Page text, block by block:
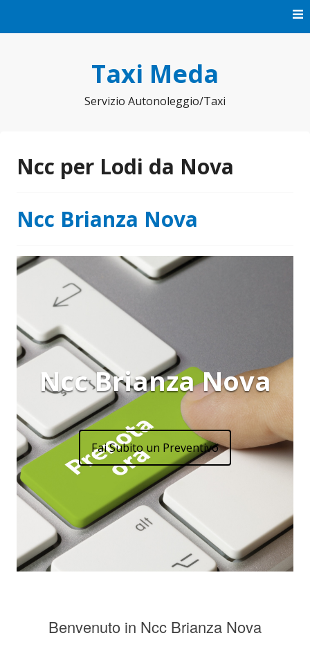
Taxi Meda
Servizio Autonoleggio/Taxi
Ncc per Lodi da Nova
Ncc Brianza Nova
Ncc Brianza Nova
Fai Subito un Preventivo
Benvenuto in Ncc Brianza Nova